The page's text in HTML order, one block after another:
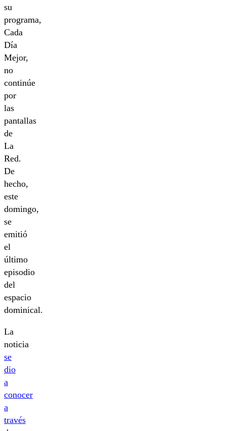
su
programa,
Cada
Día
Mejor,
no
continúe
por
las
pantallas
de
La
Red.
De
hecho,
este
domingo,
se
emitió
el
último
episodio
del
espacio
dominical.
La
noticia
se
dio
a
conocer
a
través